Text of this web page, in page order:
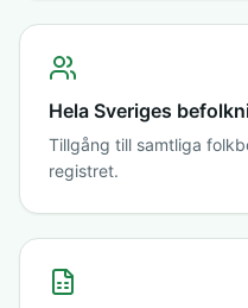
Hela Sveriges
Tillgång till samtliga
registret.